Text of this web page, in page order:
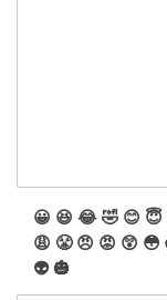
😀 😆 😂🤣 😊 😇
😩 😤 😠 😡 😲 😳
👽 🎃